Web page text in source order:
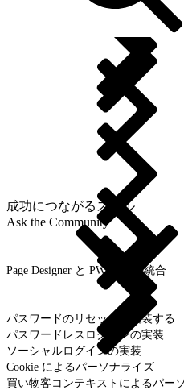
成功につながるスキル
Ask the Community
Page Designer と PWA Kit の統合
パスワードのリセットを実装する
パスワードレスログインの実装
ソーシャルログインの実装
Cookie によるパーソナライズ
買い物客コンテキストによるパー